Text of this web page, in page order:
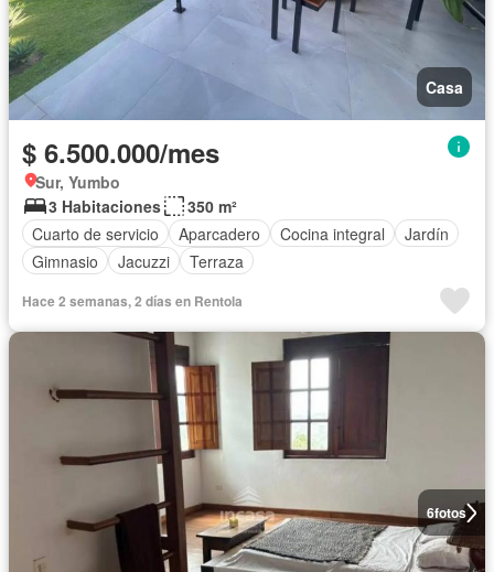
Casa
$ 6.500.000/mes
Sur, Yumbo
3 Habitaciones
350 m²
Cuarto de servicio
Aparcadero Cocina integral
Jardín
Gimnasio
Jacuzzi Terraza
Hace 2 semanas, 2 días en Rentola
6fotos